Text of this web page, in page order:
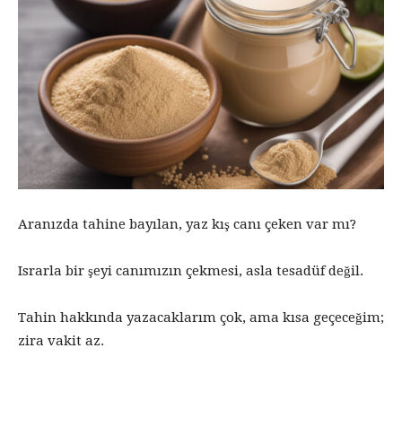
Aranızda tahine bayılan, yaz kış canı çeken var mı?
Israrla bir şeyi canımızın çekmesi, asla tesadüf değil.
Tahin hakkında yazacaklarım çok, ama kısa geçeceğim;
zira vakit az.